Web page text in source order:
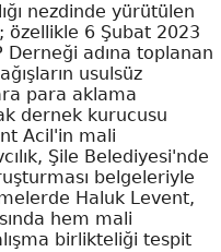
nezdinde yürütülen
özellikle 6 Şubat 2023
Derneği adına toplanan
usulsüz
para aklama
dernek kurucusu
Acil'in mali
Şile Belediyesi'nde
belgeleriyle
Haluk Levent,
hem mali
birlikteliği tespit